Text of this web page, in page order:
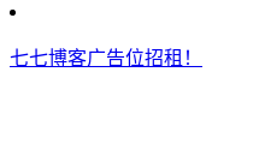
七七博客广告位招租！